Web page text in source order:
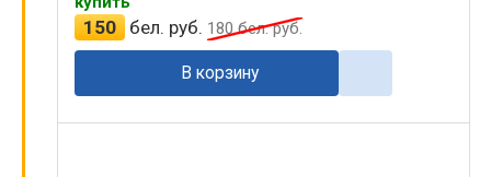
150 бел. руб. 180бел. руб.
В корзину